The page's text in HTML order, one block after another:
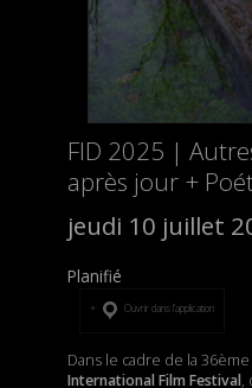
FID 2025 |
après jour +
jeudi 10 juillet
Planifié
Ouvrir dans l’application
Dans le cadre de la
International Film Festival,